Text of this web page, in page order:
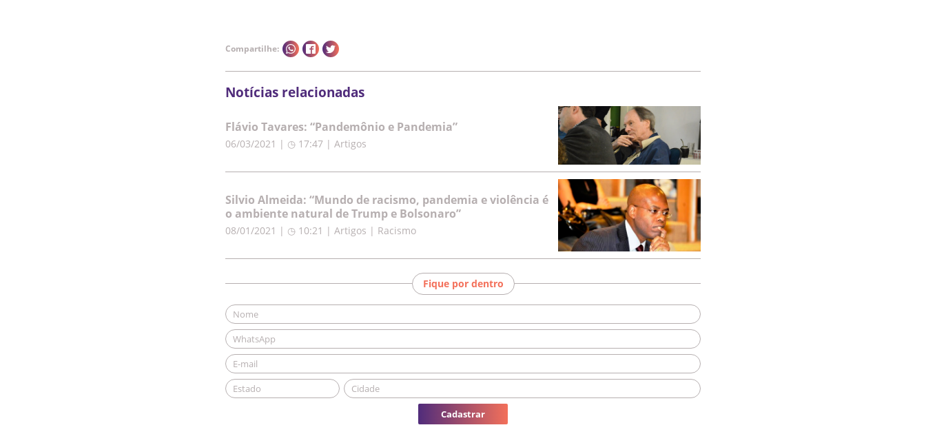
Compartilhe:
Notícias relacionadas
Flávio Tavares: “Pandemônio e Pandemia”
06/03/2021 | ◷ 17:47 | Artigos
Silvio Almeida: “Mundo de racismo, pandemia e violência é
o ambiente natural de Trump e Bolsonaro”
08/01/2021 | ◷ 10:21 | Artigos | Racismo
Fique por dentro
Cadastrar